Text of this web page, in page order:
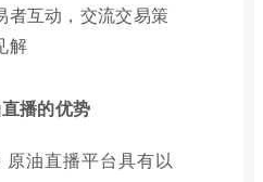
者互动，交流交易策
解
播的优势
原油直播平台具有以